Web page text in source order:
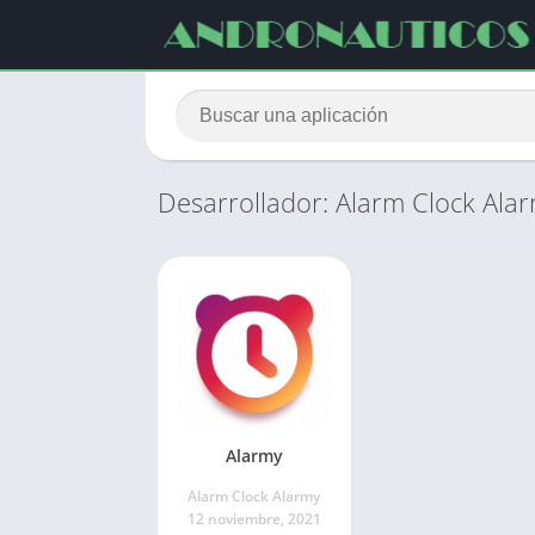
Desarrollador: Alarm Clock
Alarmy
Alarm Clock Alarmy
12 noviembre, 2021